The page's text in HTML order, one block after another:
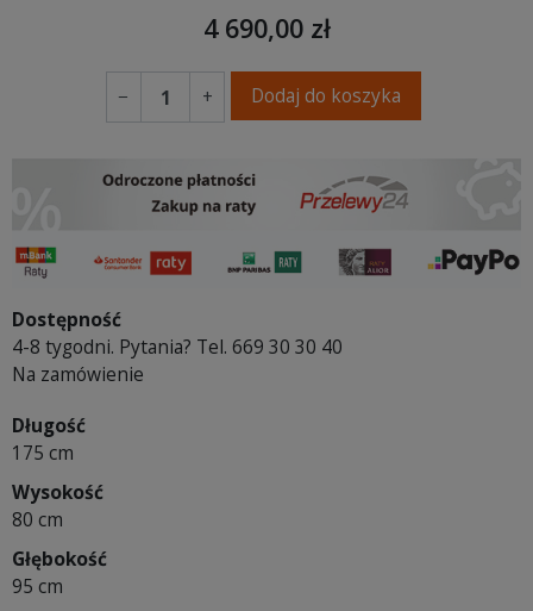
4 690,00 zł
− + Dodaj do koszyka
Dostępność
4-8 tygodni. Pytania? Tel. 669 30 30 40
Na zamówienie
Długość
175 cm
Wysokość
80 cm
Głębokość
95 cm